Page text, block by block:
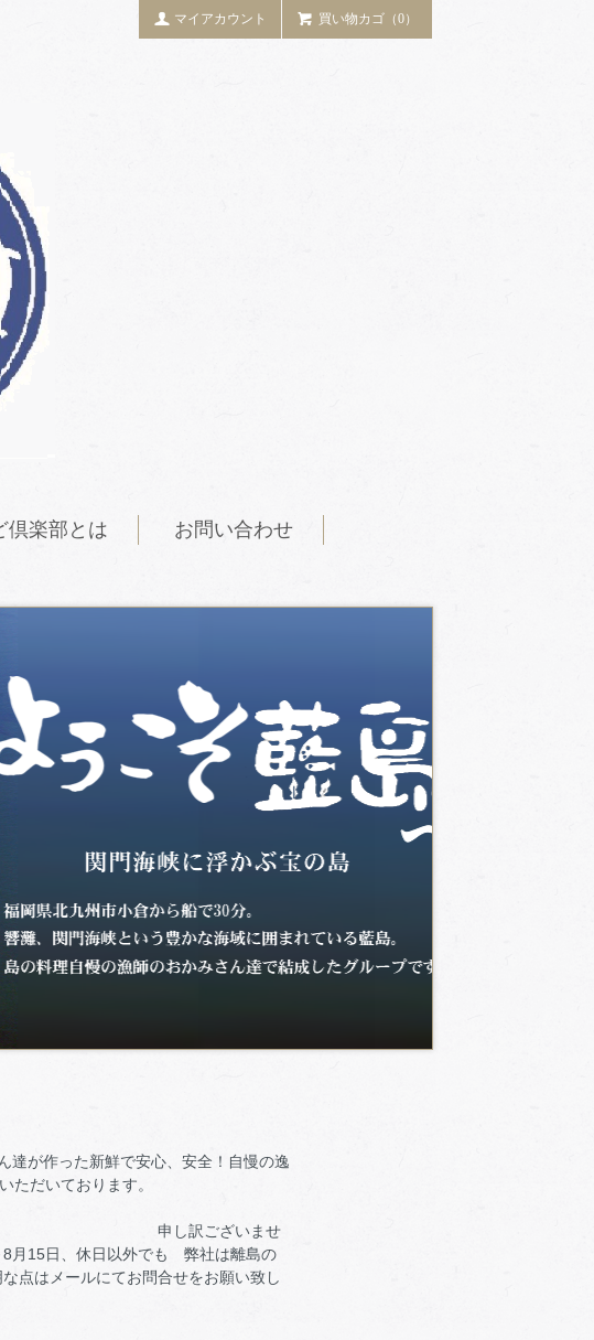
買い物カゴ（0）
マイアカウント
倶楽部とは お問い合わせ
が作った新鮮で安心、安全！自慢の逸
ただいております。
ませ
8月15日、休日以外でも 弊社は離島の
点はメールにてお問合せをお願い致し